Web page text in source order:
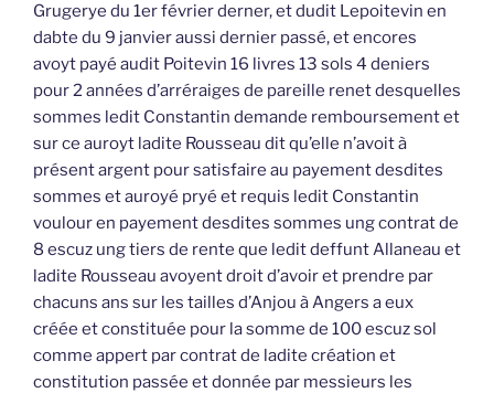
Grugerye du 1er février derner, et dudit Lepoitevin en
dabte du 9 janvier aussi dernier passé, et encores
avoyt payé audit Poitevin 16 livres 13 sols 4 deniers
pour 2 années d’arréraiges de pareille renet desquelles
sommes ledit Constantin demande remboursement et
sur ce auroyt ladite Rousseau dit qu’elle n’avoit à
présent argent pour satisfaire au payement desdites
sommes et auroyé pryé et requis ledit Constantin
voulour en payement desdites sommes ung contrat de
8 escuz ung tiers de rente que ledit deffunt Allaneau et
ladite Rousseau avoyent droit d’avoir et prendre par
chacuns ans sur les tailles d’Anjou à Angers a eux
créée et constituée pour la somme de 100 escuz sol
comme appert par contrat de ladite création et
constitution passée et donnée par messieurs les